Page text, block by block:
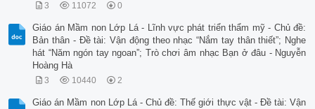
3 11072 0
Giáo án Mầm non Lớp Lá - Lĩnh vực phát triển thẩm mỹ - Chủ đề:
Bản thân - Đề tài: Vận động theo nhạc “Nắm tay thân thiết”; Nghe
hát “Năm ngón tay ngoan”; Trò chơi âm nhạc Bạn ở đâu - Nguyễn
Hoàng Hà
3 10440 2
Giáo án Mầm non Lớp Lá - Chủ đề: Thế giới thực vật - Đề tài: Vận